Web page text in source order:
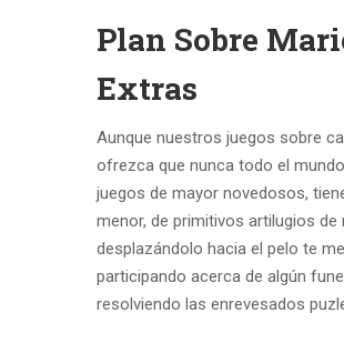
Plan Sobre
Extras
Aunque nuestros juegos sobre
ofrezca que nunca todo el
juegos de mayor novedosos,
menor, de primitivos artilugios
desplazándolo hacia el pelo te
participando acerca de algún
resolviendo las enrevesados